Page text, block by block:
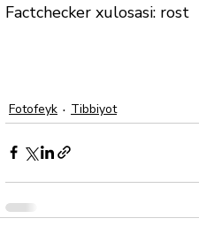
Faсtcheсker xulosasi: rost
Fotofeyk Tibbiyot